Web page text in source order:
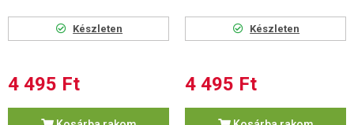
Készleten
4 495 Ft
Készleten
4 495 Ft